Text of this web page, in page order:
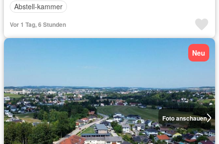
Abstell-kammer
Vor 1 Tag, 6 Stunden
Foto anschauen
Neu